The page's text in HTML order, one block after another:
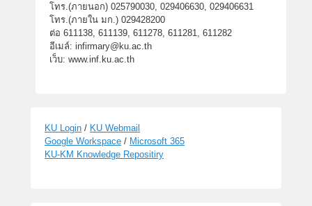
โทร.(ภายนอก) 025790030, 029406630, 029406631
โทร.(ภายใน มก.) 029428200
ต่อ 611138, 611139, 611278, 611281, 611282
อีเมล์: infirmary@ku.ac.th
เว็บ: www.inf.ku.ac.th
KU Login / KU Webmail
Google Workspace / Microsoft 365
KU-KM Knowledge Repositiry